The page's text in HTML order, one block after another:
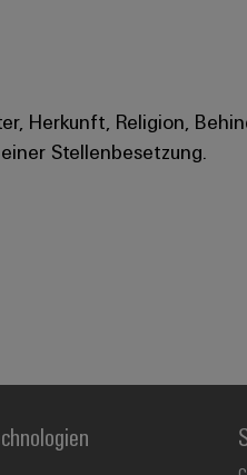
Herkunft, Religion,
Stellenbesetzung.